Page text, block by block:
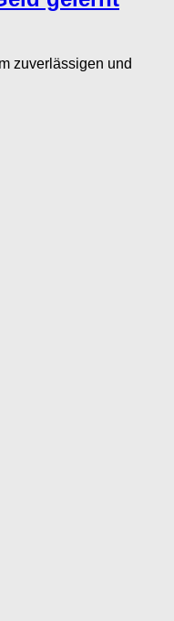
zuverlässigen und